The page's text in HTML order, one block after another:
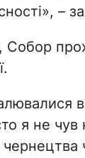
–
я не чув